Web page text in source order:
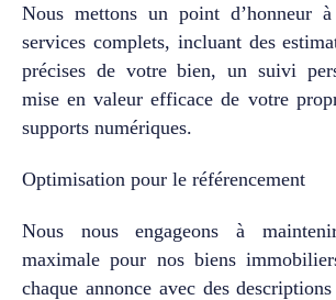
également d’une excellente
performance énergétique
(DPE B - GES A), gage de
confort et de faibles
consommations. Une cave
complète le bien. Un garage
supplément au prix de 20
000 €. Les + qui font la
standing ✓ 107 m² ✓ 4
chambres ✓ Terrasse avec
vue sur Belledonne ✓
Nous mettons un point d’honneur
services complets, incluant des
précises de votre bien, un suivi
mise en valeur efficace de votre
supports numériques.
Optimisation pour le référencement
Nous nous engageons à
maximale pour nos biens
chaque annonce avec des